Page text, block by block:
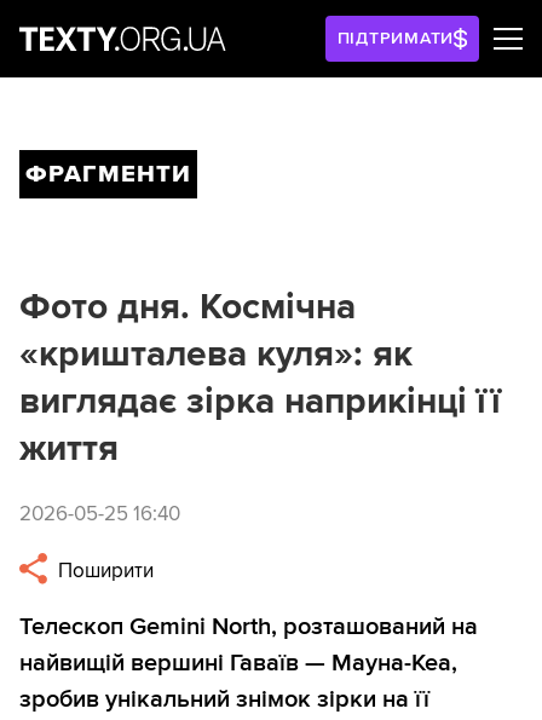
ПІДТРИМАТИ
ФРАГМЕНТИ
Фото дня. Космічна
«кришталева куля»: як
виглядає зірка наприкінці її
життя
2026-05-25 16:40
Поширити
Телескоп Gemini North, розташований на
найвищій вершині Гаваїв — Мауна-Кеа,
зробив унікальний знімок зірки на її